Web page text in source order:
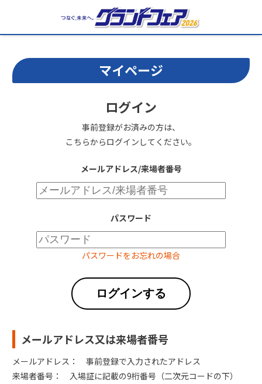
マイページ
ログイン
事前登録がお済みの方は、
こちらからログインしてください。
メールアドレス/来場者番号
パスワード
パスワードをお忘れの場合
ログインする
メールアドレス又は来場者番号
メールアドレス： 事前登録で入力されたアドレス
来場者番号： 入場証に記載の9桁番号（二次元コードの下）